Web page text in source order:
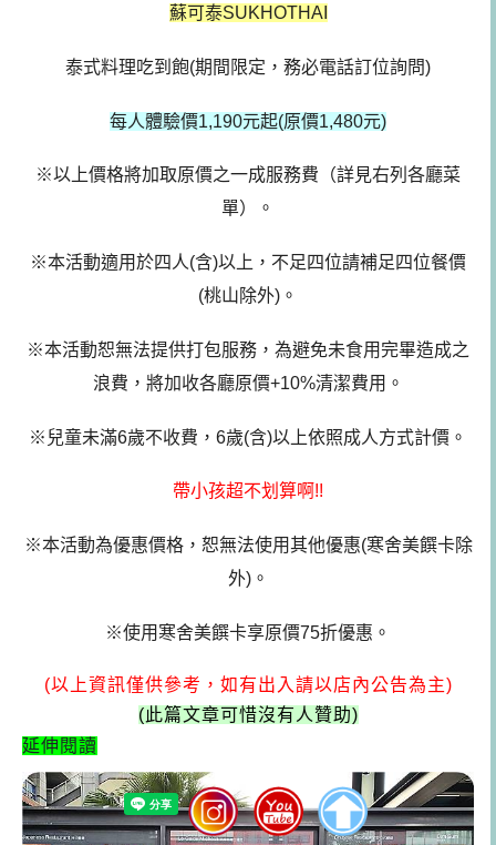
蘇可泰SUKHOTHAI
泰式料理吃到飽(期間限定，務必電話訂位詢問)
每人體驗價1,190元起(原價1,480元)
※以上價格將加取原價之一成服務費（詳見右列各廳菜
單）。
※本活動適用於四人(含)以上，不足四位請補足四位餐價
(桃山除外)。
※本活動恕無法提供打包服務，為避免未食用完畢造成之
浪費，將加收各廳原價+10%清潔費用。
※兒童未滿6歲不收費，6歲(含)以上依照成人方式計價。
帶小孩超不划算啊!!
※本活動為優惠價格，恕無法使用其他優惠(寒舍美饌卡除
外)。
※使用寒舍美饌卡享原價75折優惠。
(以上資訊僅供參考，如有出入請以店內公告為主)
(此篇文章可惜沒有人贊助)
延伸閱讀